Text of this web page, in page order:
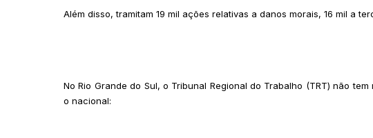
Além disso, tramitam 19 mil ações relativas a danos morais, 16 mil a
No Rio Grande do Sul, o Tribunal Regional do Trabalho (TRT) não
o nacional: